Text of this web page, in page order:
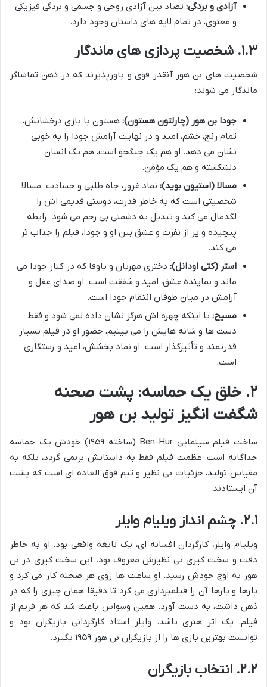
آزادی و بردگی: تضاد بین آزادی روحی و جسمی و بردگی فیزیکی
و معنوی، در تمام لایه های داستان وجود دارد.
۱.۳. شخصیت پردازی های ماندگار
شخصیت های بن هور آنقدر قوی و باورپذیرند که در ذهن تماشاگر
ماندگار می شوند:
جودا بن هور (چارلتون هستون): هستون با بازی درخشانش،
تمام رنج، خشم، امید و در نهایت آرامش جودا را به خوبی
نشان می دهد. او هم یک جنگجو است، هم یک انسان
دلشکسته و هم یک مؤمن.
مسالا (استیون بوید): نماد غرور، جاه طلبی و حسادت. مسالا
شخصیتی است که به خاطر قدرت، دوستی قدیمی اش را
لگدمال می کند و تبدیل به دشمنی بی رحم می شود. رابطه
پیچیده و پر از نفرت و عشق بین او و جودا، فیلم را جذاب تر
می کند.
استر (کتی اودانل): دختری مهربان و باوفا که در کنار جودا می
ماند و نماینده عشق، امید و شفقت است. او صدای عقل و
آرامش در میان طوفان انتقام جودا است.
مسیح: با اینکه چهره اش هرگز نشان داده نمی شود و فقط
دست ها و شانه هایش را می بینیم، حضور او در فیلم بسیار
قدرتمند و تأثیرگذار است. او نماد بخشش، امید و رستگاری
است.
۲. خلق یک حماسه: پشت صحنه
شگفت انگیز تولید بن هور
ساخت فیلم سینمایی Ben-Hur (ساخته ۱۹۵۹) خودش یک حماسه
جداگانه است. عظمت فیلم فقط به داستانش برنمی گردد، بلکه به
مقیاس تولید، جزئیات بی نظیر و تیم فوق العاده ای است که پشت
آن ایستادند.
۲.۱. چشم انداز ویلیام وایلر
ویلیام وایلر، کارگردان افسانه ای، یک نابغه واقعی بود. او به خاطر
دقت و سخت گیری بی نظیرش معروف بود. این سخت گیری در بن
هور به اوج خودش رسید. او ساعت ها روی هر صحنه کار می کرد و
بارها و بارها آن را فیلمبرداری می کرد تا دقیقا همان چیزی را که در
ذهن داشت، به دست آورد. همین وسواس باعث شد که هر فریم از
فیلم، یک اثر هنری باشد. وایلر استاد کارگردانی بازیگران بود و
توانست بهترین بازی ها را از بازیگران بن هور ۱۹۵۹ بگیرد.
۲.۲. انتخاب بازیگران